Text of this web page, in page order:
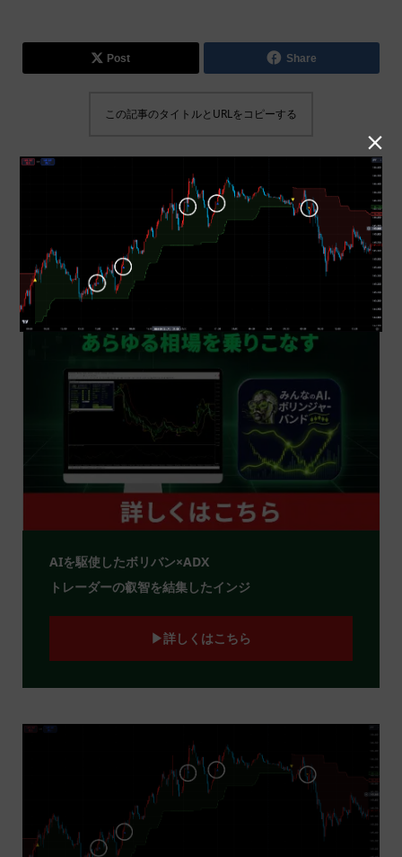
Post Share
この記事のタイトルとURLをコピーする
AIを駆使したボリバン×ADX
トレーダーの叡智を結集したインジ
▶詳しくはこちら
